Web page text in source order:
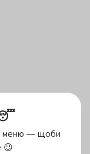
меню — щоби
😉